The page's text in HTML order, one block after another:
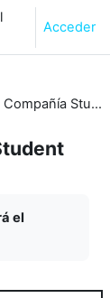
Acceder
Guía de "CSI: Compañía Student Investigators"
el